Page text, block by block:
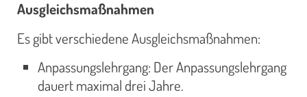
Ausgleichsmaßnahmen
Es gibt verschiedene Ausgleichsmaßnahmen:
Anpassungslehrgang: Der Anpassungslehrgang
dauert maximal drei Jahre.